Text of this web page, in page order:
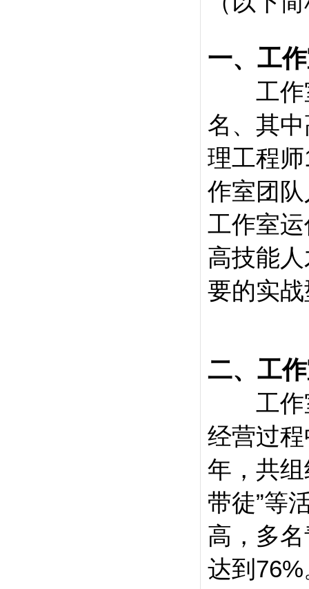
一、工
工作室
名、其
理工程
作室团
工作室
高技能
要的实
二、工
工作室
经营过
年，共
带徒”等
高，多
达到